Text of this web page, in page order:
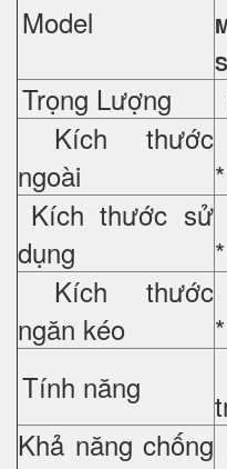
Model
Trọng Lượng
Kích thước
ngoài
Kích thước sử
dụng
Kích thước
ngăn kéo
Tính năng
Khả năng chống